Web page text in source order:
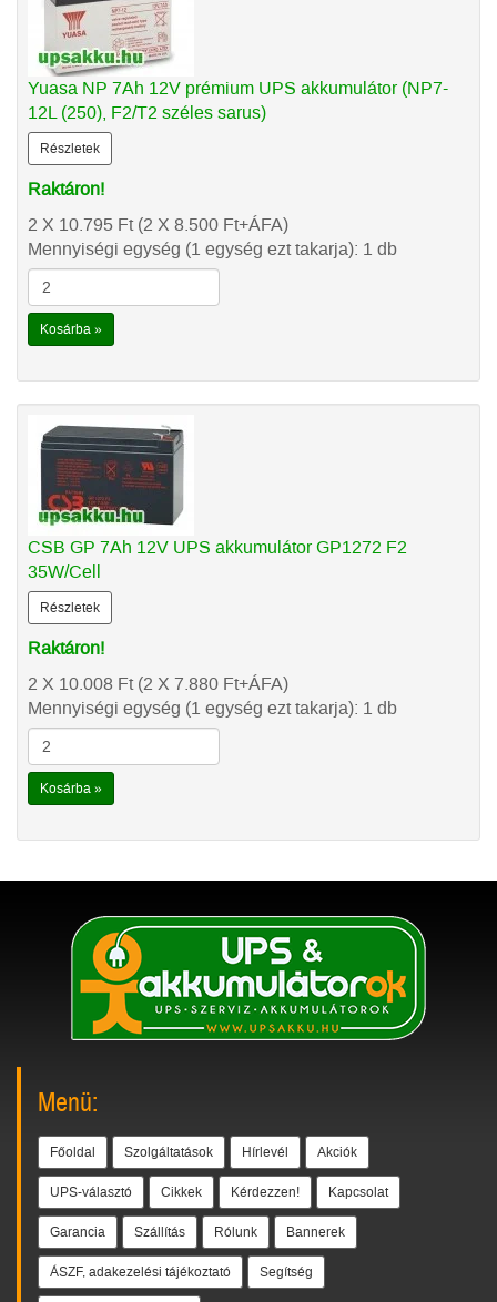
Yuasa NP 7Ah 12V prémium UPS akkumulátor (NP7-
12L (250), F2/T2 széles sarus)
Részletek
Raktáron!
2 X 10.795 Ft(2 X 8.500 Ft+ÁFA)
Mennyiségi egység (1 egység ezt takarja): 1 db
Kosárba »
CSB GP 7Ah 12V UPS akkumulátor GP1272 F2
35W/Cell
Részletek
Raktáron!
2 X 10.008 Ft(2 X 7.880 Ft+ÁFA)
Mennyiségi egység (1 egység ezt takarja): 1 db
Kosárba »
Menü:
Főoldal Szolgáltatások Hírlevél Akciók
UPS-választó Cikkek Kérdezzen! Kapcsolat
Garancia Szállítás Rólunk Bannerek
ÁSZF, adakezelési tájékoztató Segítség